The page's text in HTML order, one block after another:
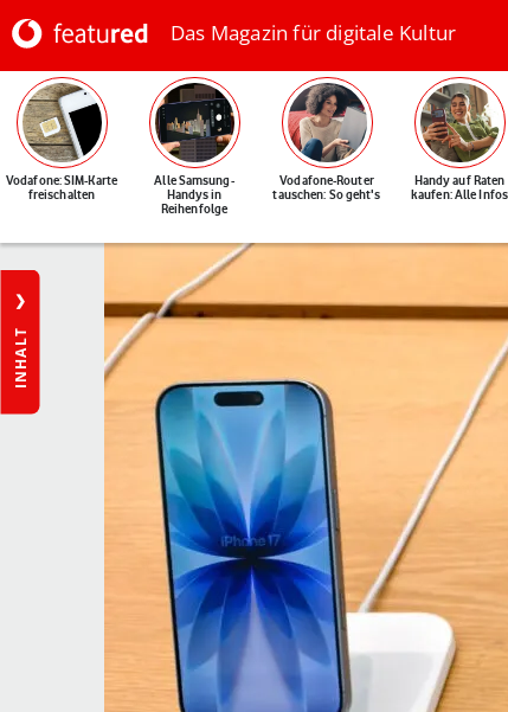
Das Magazin für digitale Kultur
Vodafone: SIM-Karte
freischalten
Alle Samsung-
Handys in
Reihenfolge
Vodafone-Router
tauschen: So geht's
Handy auf Raten
kaufen: Alle Infos
INHALT